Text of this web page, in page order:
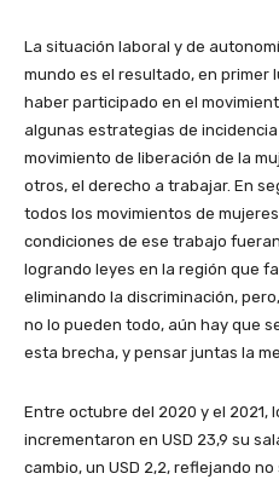
La situación laboral y de
mundo es el resultado, en primer
haber participado en el
algunas estrategias de
movimiento de liberación de la
otros, el derecho a trabajar. En
todos los movimientos de
condiciones de ese trabajo
logrando leyes en la región que
eliminando la discriminación,
no lo pueden todo, aún hay que
esta brecha, y pensar juntas la
Entre octubre del 2020 y el 2021,
incrementaron en USD 23,9 su
cambio, un USD 2,2, reflejando